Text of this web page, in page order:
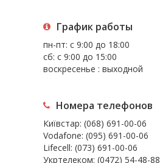
График работы
пн-пт: с 9:00 до 18:00
сб: с 9:00 до 15:00
воскресенье : выходной
Номера телефонов
Київстар: (068) 691-00-06
Vodafone: (095) 691-00-06
Lifecell: (073) 691-00-06
Укртелеком: (0472) 54-48-88